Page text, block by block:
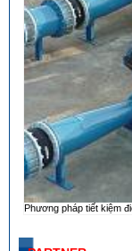
Phương pháp tiết kiệm